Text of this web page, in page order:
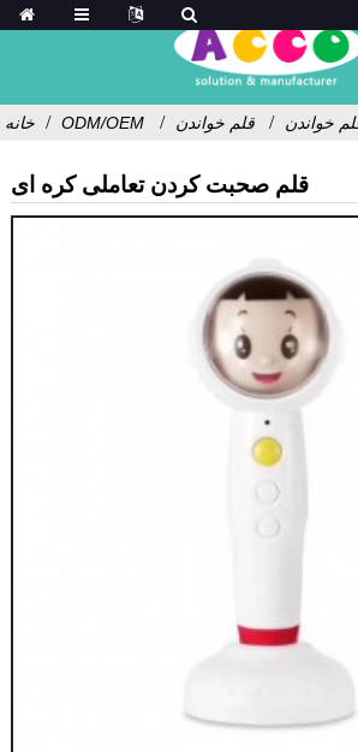
خانه ODM/OEM قلم خواندن خواندن
قلم صحبت کردن تعاملی کره ای